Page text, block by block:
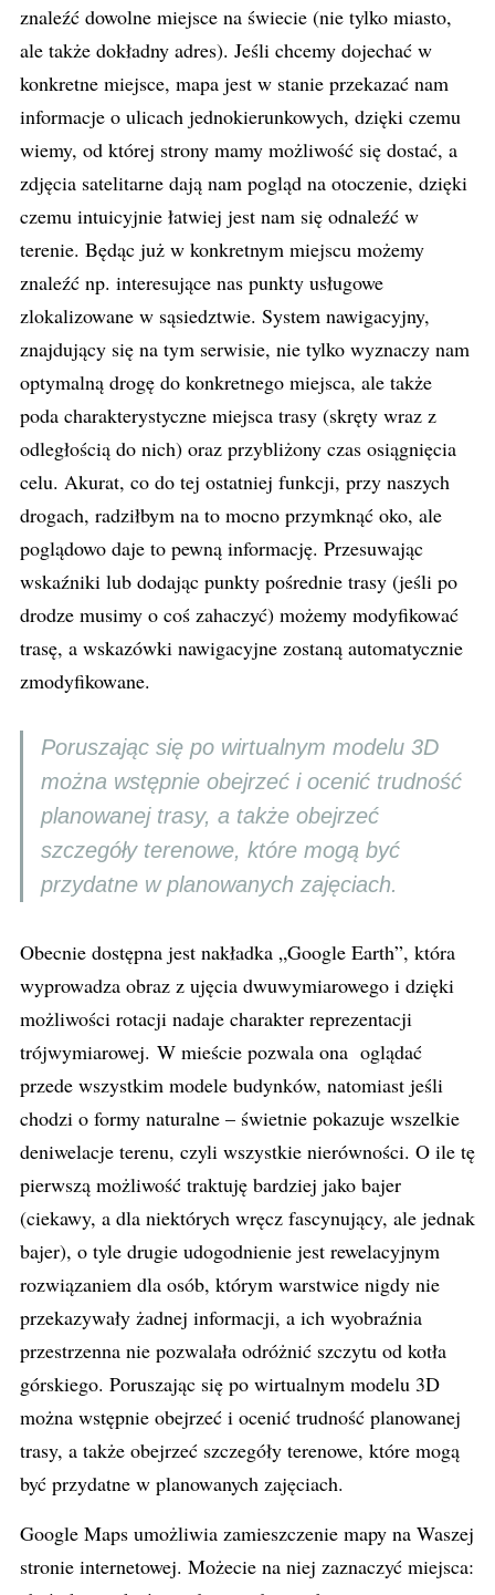
znaleźć dowolne miejsce na świecie (nie tylko miasto,
ale także dokładny adres). Jeśli chcemy dojechać w
konkretne miejsce, mapa jest w stanie przekazać nam
informacje o ulicach jednokierunkowych, dzięki czemu
wiemy, od której strony mamy możliwość się dostać, a
zdjęcia satelitarne dają nam pogląd na otoczenie, dzięki
czemu intuicyjnie łatwiej jest nam się odnaleźć w
terenie. Będąc już w konkretnym miejscu możemy
znaleźć np. interesujące nas punkty usługowe
zlokalizowane w sąsiedztwie. System nawigacyjny,
znajdujący się na tym serwisie, nie tylko wyznaczy nam
optymalną drogę do konkretnego miejsca, ale także
poda charakterystyczne miejsca trasy (skręty wraz z
odległością do nich) oraz przybliżony czas osiągnięcia
celu. Akurat, co do tej ostatniej funkcji, przy naszych
drogach, radziłbym na to mocno przymknąć oko, ale
poglądowo daje to pewną informację. Przesuwając
wskaźniki lub dodając punkty pośrednie trasy (jeśli po
drodze musimy o coś zahaczyć) możemy modyfikować
trasę, a wskazówki nawigacyjne zostaną automatycznie
zmodyfikowane.
Poruszając się po wirtualnym modelu 3D
można wstępnie obejrzeć i ocenić trudność
planowanej trasy, a także obejrzeć
szczegóły terenowe, które mogą być
przydatne w planowanych zajęciach.
Obecnie dostępna jest nakładka „Google Earth”, która
wyprowadza obraz z ujęcia dwuwymiarowego i dzięki
możliwości rotacji nadaje charakter reprezentacji
trójwymiarowej. W mieście pozwala ona oglądać
przede wszystkim modele budynków, natomiast jeśli
chodzi o formy naturalne – świetnie pokazuje wszelkie
deniwelacje terenu, czyli wszystkie nierówności. O ile tę
pierwszą możliwość traktuję bardziej jako bajer
(ciekawy, a dla niektórych wręcz fascynujący, ale jednak
bajer), o tyle drugie udogodnienie jest rewelacyjnym
rozwiązaniem dla osób, którym warstwice nigdy nie
przekazywały żadnej informacji, a ich wyobraźnia
przestrzenna nie pozwalała odróżnić szczytu od kotła
górskiego. Poruszając się po wirtualnym modelu 3D
można wstępnie obejrzeć i ocenić trudność planowanej
trasy, a także obejrzeć szczegóły terenowe, które mogą
być przydatne w planowanych zajęciach.
Google Maps umożliwia zamieszczenie mapy na Waszej
stronie internetowej. Możecie na niej zaznaczyć miejsca: